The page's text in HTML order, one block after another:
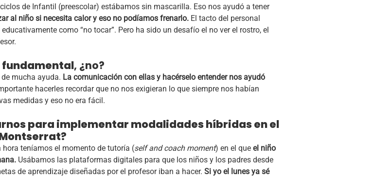
de Infantil (preescolar) estábamos sin mascarilla. Eso nos ayudó a tener
al niño si necesita calor y eso no podíamos frenarlo. El tacto del personal
como “no tocar”. Pero ha sido un desafío el no ver el rostro, el
fundamental, ¿no?
mucha ayuda. La comunicación con ellas y hacérselo entender nos ayudó
hacerles recordar que no nos exigieran lo que siempre nos habían
medidas y eso no era fácil.
para implementar modalidades híbridas en el
hora teníamos el momento de tutoría (self and coach moment) en el que el niño
Usábamos las plataformas digitales para que los niños y los padres desde
de aprendizaje diseñadas por el profesor iban a hacer. Si yo el lunes ya sé